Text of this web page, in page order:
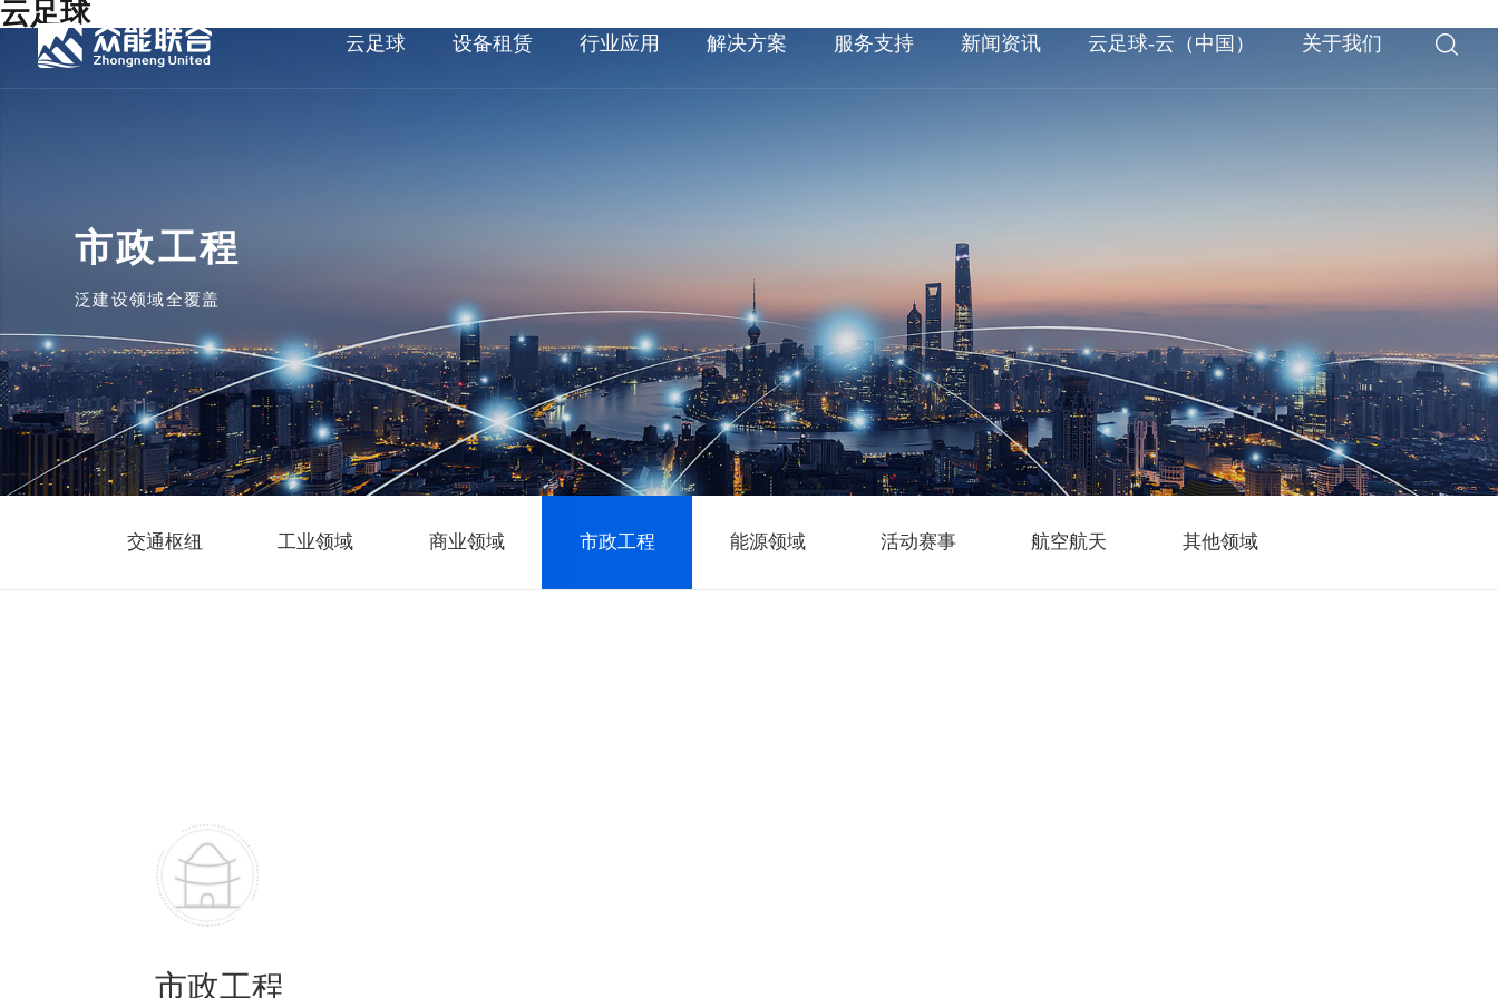
云足球
云足球 设备租赁 行业应用 解决方案 服务支持 新闻资讯 云足球-云（中国） 关于我们
市政工程
泛建设领域全覆盖
交通枢纽 工业领域 商业领域 市政工程 能源领域 活动赛事 航空航天 其他领域
市政工程